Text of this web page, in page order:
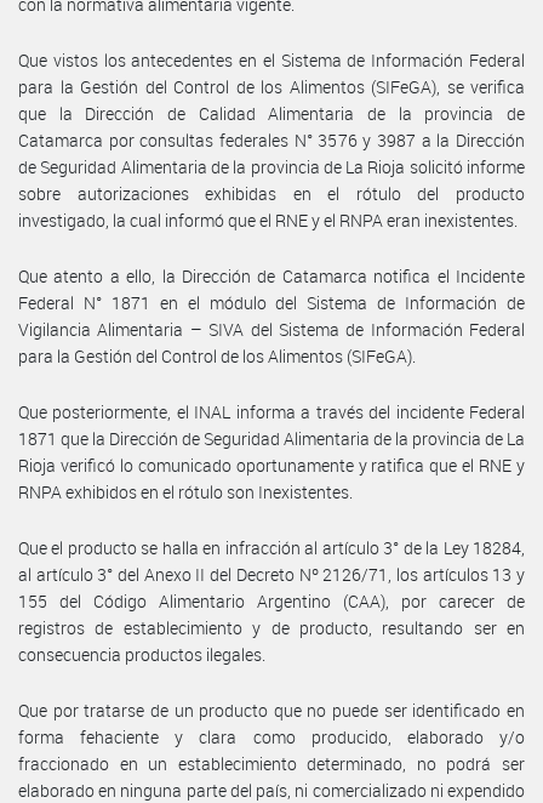
Que vistos los antecedentes en el Sistema de Información Federal
para la Gestión del Control de los Alimentos (SIFeGA), se verifica
que la Dirección de Calidad Alimentaria de la provincia de
Catamarca por consultas federales N° 3576 y 3987 a la Dirección
de Seguridad Alimentaria de la provincia de La Rioja solicitó informe
sobre autorizaciones exhibidas en el rótulo del producto
investigado, la cual informó que el RNE y el RNPA eran inexistentes.
Que atento a ello, la Dirección de Catamarca notifica el Incidente
Federal N° 1871 en el módulo del Sistema de Información de
Vigilancia Alimentaria – SIVA del Sistema de Información Federal
para la Gestión del Control de los Alimentos (SIFeGA).
Que posteriormente, el INAL informa a través del incidente Federal
1871 que la Dirección de Seguridad Alimentaria de la provincia de La
Rioja verificó lo comunicado oportunamente y ratifica que el RNE y
RNPA exhibidos en el rótulo son Inexistentes.
Que el producto se halla en infracción al artículo 3° de la Ley 18284,
al artículo 3° del Anexo II del Decreto Nº 2126/71, los artículos 13 y
155 del Código Alimentario Argentino (CAA), por carecer de
registros de establecimiento y de producto, resultando ser en
consecuencia productos ilegales.
Que por tratarse de un producto que no puede ser identificado en
forma fehaciente y clara como producido, elaborado y/o
fraccionado en un establecimiento determinado, no podrá ser
elaborado en ninguna parte del país, ni comercializado ni expendido